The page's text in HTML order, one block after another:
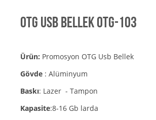
OTG Usb Bellek OTG-103
Ürün: Promosyon OTG Usb Bellek
Gövde : Alüminyum
Baskı: Lazer - Tampon
Kapasite:8-16 Gb larda